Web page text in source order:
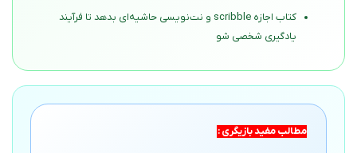
کتاب اجازه scribble و نت‌نویسی حاشیه‌ای بدهد تا فرآیند
یادگیری شخصی شو
مطالب مفید بازیگری :